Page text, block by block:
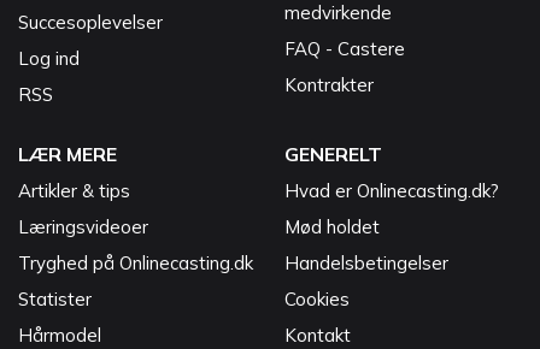
Succesoplevelser
Log ind
RSS
medvirkende
FAQ - Castere
Kontrakter
LÆR MERE
Artikler & tips
Læringsvideoer
Tryghed på Onlinecasting.dk
Statister
Hårmodel
GENERELT
Hvad er Onlinecasting.dk?
Mød holdet
Handelsbetingelser
Cookies
Kontakt